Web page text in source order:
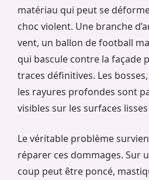
matériau qui peut se
choc violent. Une branche
vent, un ballon de football
qui bascule contre la façade
traces définitives. Les
les rayures profondes sont
visibles sur les surfaces
Le véritable problème
réparer ces dommages. Sur
coup peut être poncé,